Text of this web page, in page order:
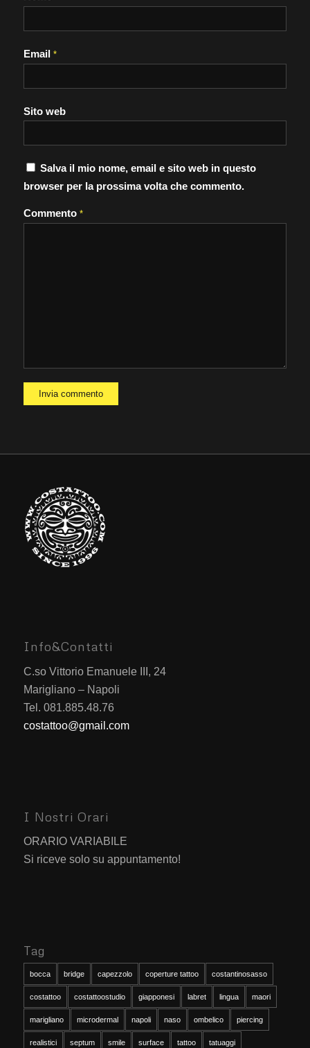
Email *
Sito web
Salva il mio nome, email e sito web in questo
browser per la prossima volta che commento.
Commento *
Info&Contatti
C.so Vittorio Emanuele III, 24
Marigliano – Napoli
Tel. 081.885.48.76
costattoo@gmail.com
I Nostri Orari
ORARIO VARIABILE
Si riceve solo su appuntamento!
Tag
bocca bridge capezzolo coperture tattoo costantinosasso
costattoo costattoostudio giapponesi labret lingua maori
marigliano microdermal napoli naso ombelico piercing
realistici septum smile surface tattoo tatuaggi